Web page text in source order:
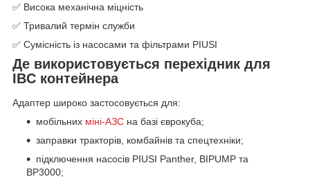
✅ Висока механічна міцність
✅ Тривалий термін служби
✅ Сумісність із насосами та фільтрами PIUSI
Де використовується перехідник для
IBC контейнера
Адаптер широко застосовується для:
мобільних міні-АЗС на базі єврокуба;
заправки тракторів, комбайнів та спецтехніки;
підключення насосів PIUSI Panther, BIPUMP та
BP3000;